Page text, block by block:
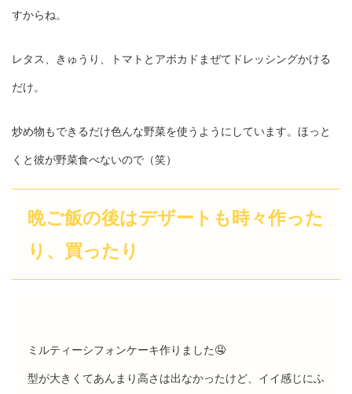
すからね。
レタス、きゅうり、トマトとアボカドまぜてドレッシングかける
だけ。
炒め物もできるだけ色んな野菜を使うようにしています。ほっと
くと彼が野菜食べないので（笑）
晩ご飯の後はデザートも時々作った
り、買ったり
ミルティーシフォンケーキ作りました🤤
型が大きくてあんまり高さは出なかったけど、イイ感じにふ